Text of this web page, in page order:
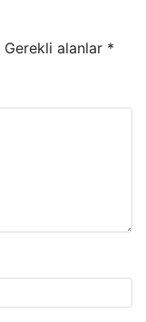
Gerekli alanlar *